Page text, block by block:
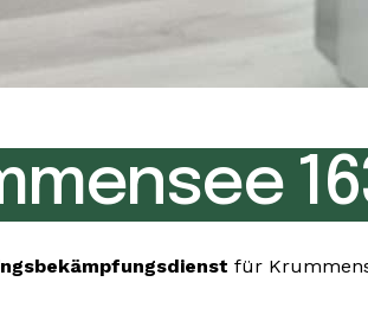
für